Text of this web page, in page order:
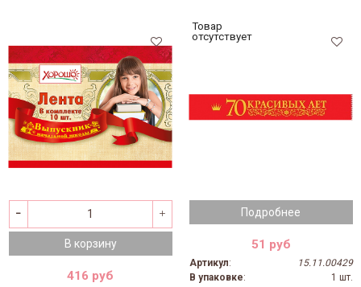
В корзину
416 руб
Подробнее
Товар
отсутствует
51 руб
Артикул:
15.11.00429
В упаковке:
1 шт.